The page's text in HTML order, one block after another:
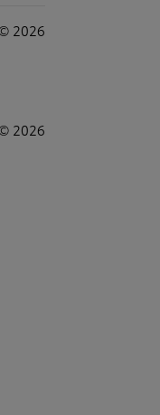
2026
2026